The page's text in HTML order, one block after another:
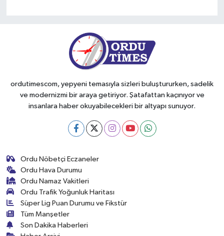
ordutimescom, yepyeni temasıyla sizleri buluştururken, sadelik
ve modernizmi bir araya getiriyor. Şatafattan kaçınıyor ve
insanlara haber okuyabilecekleri bir altyapı sunuyor.
Ordu Nöbetçi Eczaneler
Ordu Hava Durumu
Ordu Namaz Vakitleri
Ordu Trafik Yoğunluk Haritası
Süper Lig Puan Durumu ve Fikstür
Tüm Manşetler
Son Dakika Haberleri